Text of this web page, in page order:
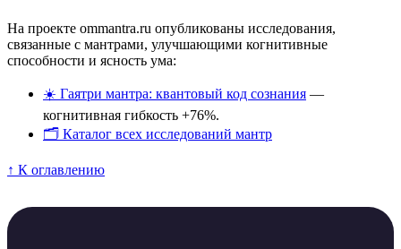
На проекте ommantra.ru опубликованы исследования,
связанные с мантрами, улучшающими когнитивные
способности и ясность ума:
☀️ Гаятри мантра: квантовый код сознания —
когнитивная гибкость +76%.
🗂️ Каталог всех исследований мантр
↑ К оглавлению